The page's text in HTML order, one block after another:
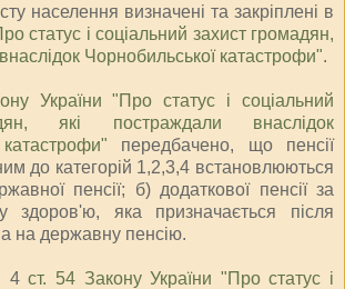
населення визначені та закріплені в
статус і соціальний захист громадян,
Чорнобильської катастрофи".
України "Про статус і соціальний
які постраждали внаслідок
передбачено, що пенсії
до категорій 1,2,3,4 встановлюються
пенсії; б) додаткової пенсії за
здоров'ю, яка призначається після
на державну пенсію.
4ст. 54 Закону України "Про статус і